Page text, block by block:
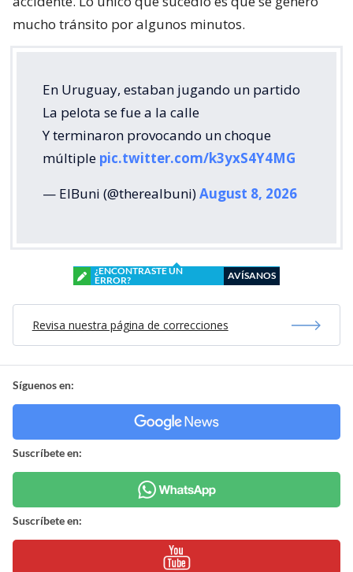
mucho tránsito por algunos minutos.
En Uruguay, estaban jugando un partido
La pelota se fue a la calle
Y terminaron provocando un choque
múltiple pic.twitter.com/k3yxS4Y4MG
— ElBuni (@therealbuni)August 8, 2026
¿ENCONTRASTE UN
ERROR?
AVÍSANOS
Revisa nuestra página de correcciones
Síguenos en:
Suscríbete en:
Suscríbete en: